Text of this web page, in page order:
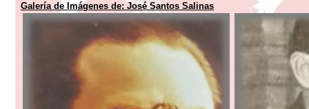
Galería de Imágenes de: José Santos Salinas